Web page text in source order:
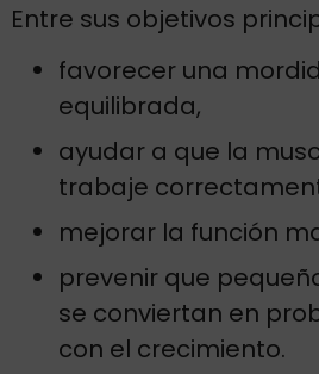
Entre sus objetivos
favorecer una
equilibrada,
ayudar a que la
trabaje
mejorar la función
prevenir que
se conviertan en
con el crecimiento.